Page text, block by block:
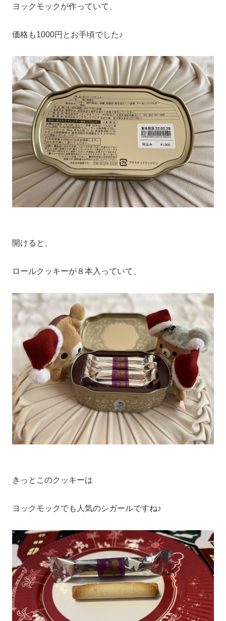
ヨックモックが作っていて、
価格も1000円とお手頃でした♪
開けると、
ロールクッキーが８本入っていて、
きっとこのクッキーは
ヨックモックでも人気のシガールですね♪